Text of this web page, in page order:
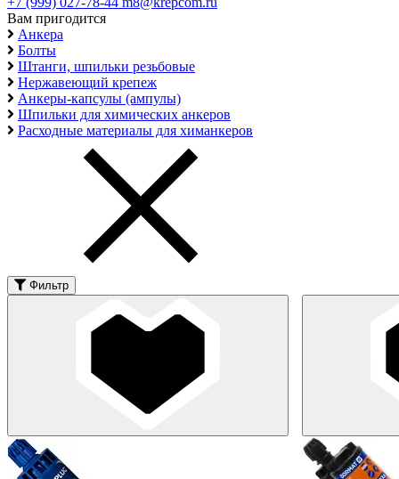
Вам пригодится
Анкера
Болты
Штанги, шпильки резьбовые
Нержавеющий крепеж
Анкеры-капсулы (ампулы)
Шпильки для химических анкеров
Расходные материалы для химанкеров
Фильтр